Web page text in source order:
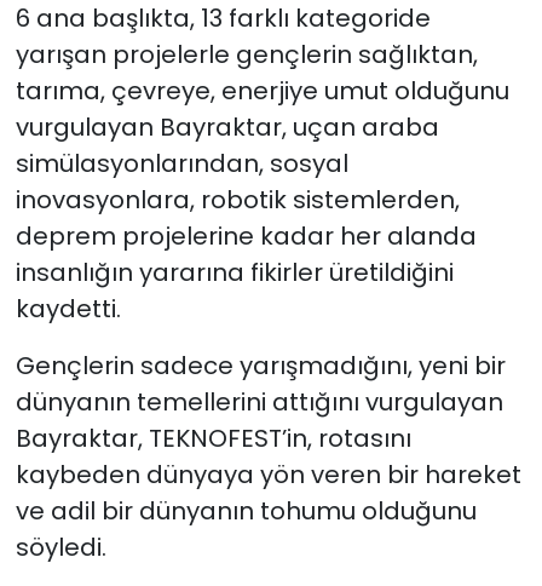
6 ana başlıkta, 13 farklı kategoride
yarışan projelerle gençlerin sağlıktan,
tarıma, çevreye, enerjiye umut olduğunu
vurgulayan Bayraktar, uçan araba
simülasyonlarından, sosyal
inovasyonlara, robotik sistemlerden,
deprem projelerine kadar her alanda
insanlığın yararına fikirler üretildiğini
kaydetti.
Gençlerin sadece yarışmadığını, yeni bir
dünyanın temellerini attığını vurgulayan
Bayraktar, TEKNOFEST’in, rotasını
kaybeden dünyaya yön veren bir hareket
ve adil bir dünyanın tohumu olduğunu
söyledi.